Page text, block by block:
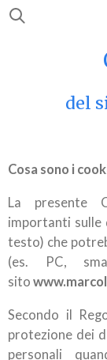
Vai
del
Cosa sono i
La presente
importanti sulle
testo) che
(es. PC,
sito
Secondo il
protezione dei
personali